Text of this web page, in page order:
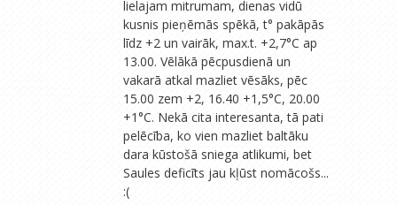
lielajam mitrumam, dienas vidū
kusnis pieņēmās spēkā, t° pakāpās
līdz +2 un vairāk, max.t. +2,7°C ap
13.00. Vēlākā pēcpusdienā un
vakarā atkal mazliet vēsāks, pēc
15.00 zem +2, 16.40 +1,5°C, 20.00
+1°C. Nekā cita interesanta, tā pati
pelēcība, ko vien mazliet baltāku
dara kūstošā sniega atlikumi, bet
Saules deficīts jau kļūst nomācošs...
:(